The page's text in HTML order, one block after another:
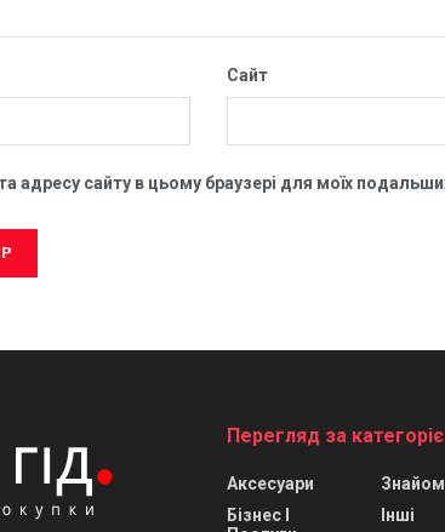
Сайт
адресу сайту в цьому браузері для моїх
Перегляд за
Аксесуари
Бізнес І
Інші